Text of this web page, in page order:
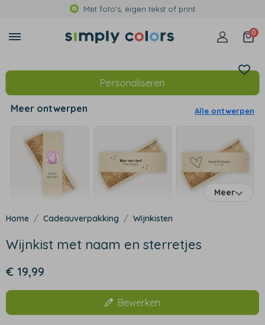
Met foto's, eigen tekst of print
0
Personaliseren
Meer ontwerpen Alle ontwerpen
Meer
Cadeauverpakking Wijnkisten
Wijnkist met naam en sterretjes
€ 19,99
Bewerken